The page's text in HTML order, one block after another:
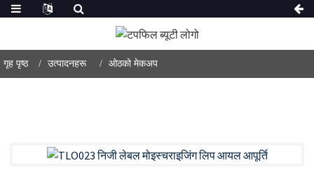
गृह पृष्ठ उत्पादनहरू ओठको मेकअप